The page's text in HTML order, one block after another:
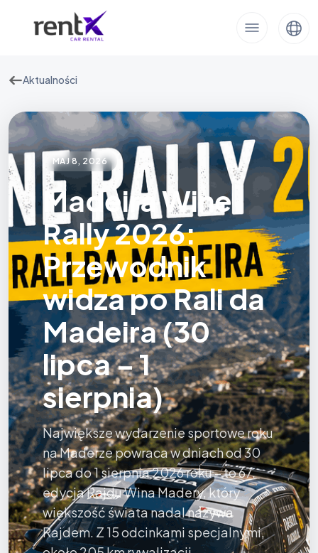
Aktualności
MAJ 8, 2026
Madeira Wine
Rally 2026:
Przewodnik
widza po Rali da
Madeira (30
lipca – 1
sierpnia)
Największe wydarzenie sportowe roku
na Maderze powraca w dniach od 30
lipca do 1 sierpnia 2026 roku – to 67.
edycja Rajdu Wina Madery, który
większość świata nadal nazywa
Rajdem. Z 15 odcinkami specjalnymi,